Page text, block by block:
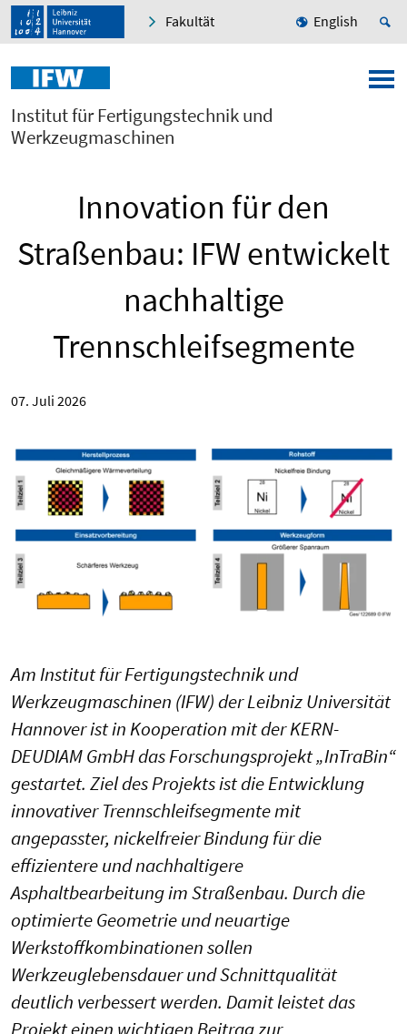
Fakultät English
Institut für Fertigungstechnik und
Werkzeugmaschinen
Innovation für den
Straßenbau: IFW entwickelt
nachhaltige
Trennschleifsegmente
07. Juli 2026
Am Institut für Fertigungstechnik und
Werkzeugmaschinen (IFW) der Leibniz Universität
Hannover ist in Kooperation mit der KERN-
DEUDIAM GmbH das Forschungsprojekt „InTraBin“
gestartet. Ziel des Projekts ist die Entwicklung
innovativer Trennschleifsegmente mit
angepasster, nickelfreier Bindung für die
effizientere und nachhaltigere
Asphaltbearbeitung im Straßenbau. Durch die
optimierte Geometrie und neuartige
Werkstoffkombinationen sollen
Werkzeuglebensdauer und Schnittqualität
deutlich verbessert werden. Damit leistet das